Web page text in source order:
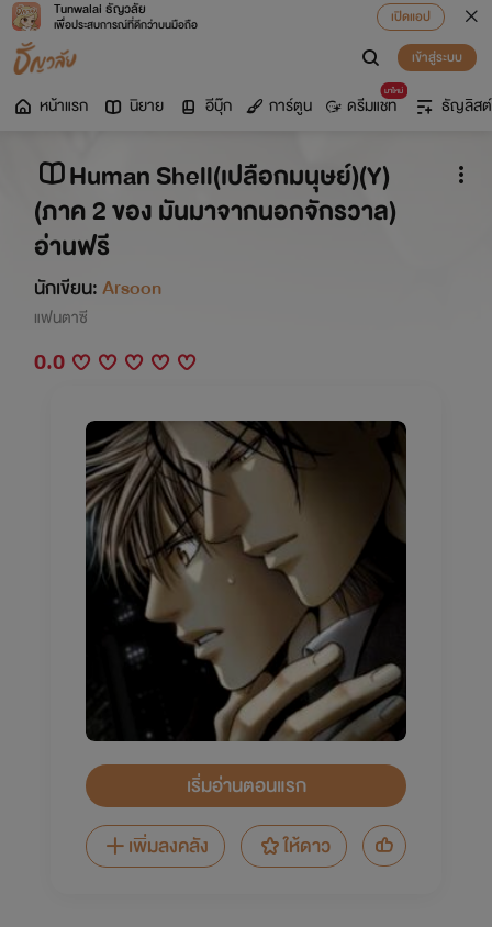
Tunwalai ธัญวลัย
เพื่อประสบการณ์ที่ดีกว่าบนมือถือ
เปิดแอป
เข้าสู่ระบบ
หน้าแรก นิยาย อีบุ๊ก การ์ตูน
มาใหม่
ดรีมแชท ธัญลิสต์
Human Shell(เปลือกมนุษย์)(Y)
(ภาค 2 ของ มันมาจากนอกจักรวาล)
อ่านฟรี
นักเขียน:Arsoon
แฟนตาซี
0.0
เริ่มอ่านตอนแรก
เพิ่มลงคลัง
ให้ดาว